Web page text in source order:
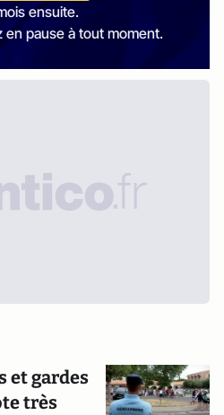
ensuite.
pause à tout moment.
et gardes
très